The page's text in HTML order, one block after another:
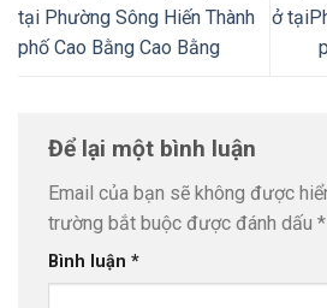
tại Phường Sông Hiến Thành
phố Cao Bằng Cao Bằng
ở
Để lại một bình luận
Email của bạn sẽ không được
trường bắt buộc được đánh dấu *
Bình luận *